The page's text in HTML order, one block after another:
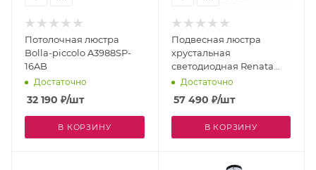
Потолочная люстра
Bolla-piccolo A3988SP-
16AB
Достаточно
32 190 ₽/шт
В КОРЗИНУ
Подвесная люстра
хрустальная
светодиодная Renata
1135/17 SP-47
Достаточно
57 490 ₽/шт
В КОРЗИНУ